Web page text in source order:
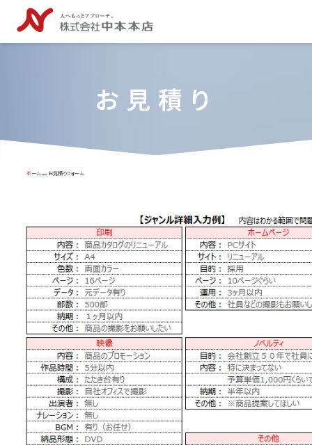
お見積り
ホーム お見積りフォーム